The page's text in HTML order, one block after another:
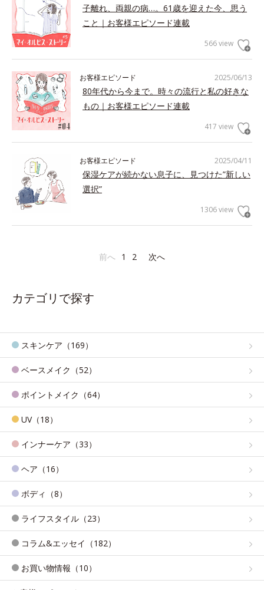
子離れ、両親の病…。61歳を迎えた今、思う
こと｜お客様エピソード連載
566 view
2025/06/13
お客様エピソード
80年代から今まで。時々の流行と私の好きな
もの｜お客様エピソード連載
417 view
2025/04/11
お客様エピソード
保湿ケアが続かない息子に、見つけた”新しい
選択”
1306 view
前へ 1 2 次へ
カテゴリで探す
スキンケア（169）
ベースメイク（52）
ポイントメイク（64）
UV（18）
インナーケア（33）
ヘア（16）
ボディ（8）
ライフスタイル（23）
コラム&エッセイ（182）
お買い物情報（10）